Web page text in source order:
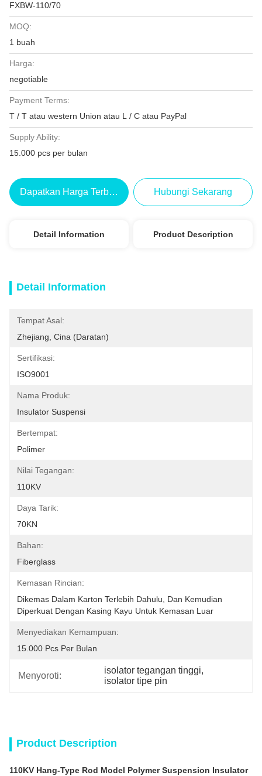
FXBW-110/70
MOQ:
1 buah
Harga:
negotiable
Payment Terms:
T / T atau western Union atau L / C atau PayPal
Supply Ability:
15.000 pcs per bulan
Dapatkan Harga Terbaik Hubungi Sekarang
Detail Information Product Description
Detail Information
Tempat Asal:
Zhejiang, Cina (daratan)
Sertifikasi:
ISO9001
Nama Produk:
Insulator Suspensi
Bertempat:
Polimer
Nilai Tegangan:
110KV
Daya Tarik:
70KN
Bahan:
Fiberglass
Kemasan Rincian:
Dikemas Dalam Karton Terlebih Dahulu, Dan Kemudian
Diperkuat Dengan Kasing Kayu Untuk Kemasan Luar
Menyediakan Kemampuan:
15.000 Pcs Per Bulan
Menyoroti:
isolator tegangan tinggi,
isolator tipe pin
Product Description
110KV Hang-Type Rod Model Polymer Suspension Insulator